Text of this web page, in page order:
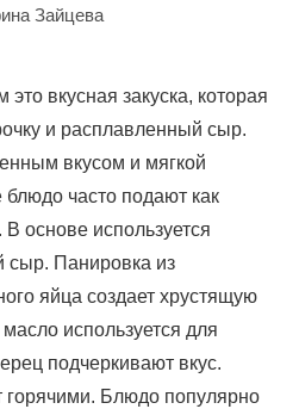
Зайцева
вкусная закуска, которая
и расплавленный сыр.
вкусом и мягкой
блюдо часто подают как
основе используется
сыр. Панировка из
яйца создает хрустящую
используется для
подчеркивают вкус.
горячими. Блюдо популярно